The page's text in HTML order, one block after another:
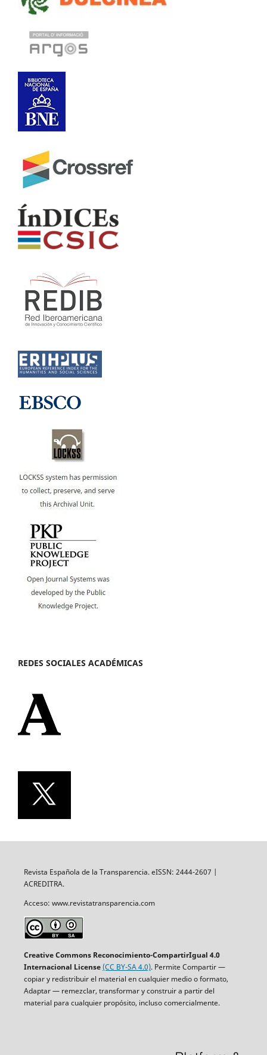
REDES SOCIALES ACADÉMICAS
Revista Española de la Transparencia. eISSN: 2444-2607 |
ACREDITRA.
Acceso: www.revistatransparencia.com
Creative Commons Reconocimiento-CompartirIgual 4.0
Internacional License(CC BY-SA 4.0). Permite Compartir —
copiar y redistribuir el material en cualquier medio o formato,
Adaptar — remezclar, transformar y construir a partir del
material para cualquier propósito, incluso comercialmente.